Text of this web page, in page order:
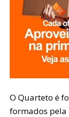
O Quarteto é
formados pela